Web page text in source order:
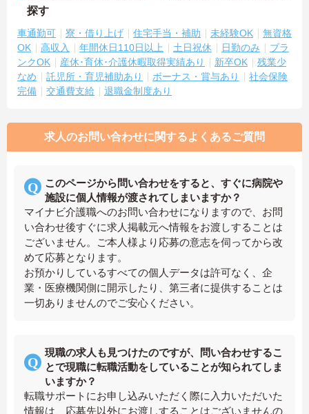
探す
車通勤可 寮・借り上げ 住宅手当・補助 未経験OK
無資格
OK
高収入 年間休日110日以上 土日祝休 日勤のみ
ブラ
ンクOK
産休･育休･介護休暇取得実績あり 新卒OK
残業少
なめ
託児所・育児補助あり ボーナス・賞与あり
社会保険
完備
交通費支給 退職金制度あり
求人のお問い合わせに関するよくあるご質問
このページから問い合わせをすると、すぐに病院や
施設に個人情報が渡されてしまいますか？
マイナビ介護職へのお問い合わせになりますので、お問
い合わせ後すぐに求人掲載元へ情報をお渡しすることは
ございません。ご本人様より応募の意志を伺ってから改
めて応募となります。
お預かりしているすべての個人データは許可なく、企
業・医療機関側に開示したり、第三者に提供することは
一切ありませんのでご安心ください。
現職の求人も見つけたのですが、問い合わせするこ
とで現職に転職活動をしていることが知られてしま
いますか？
転職サポートにお申し込みいただく際に入力いただいた
情報は、応募先以外にお渡しすることはございませんの